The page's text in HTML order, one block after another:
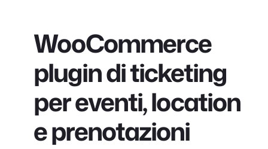
WooCommerce
plugin di ticketing
per eventi, location
e prenotazioni